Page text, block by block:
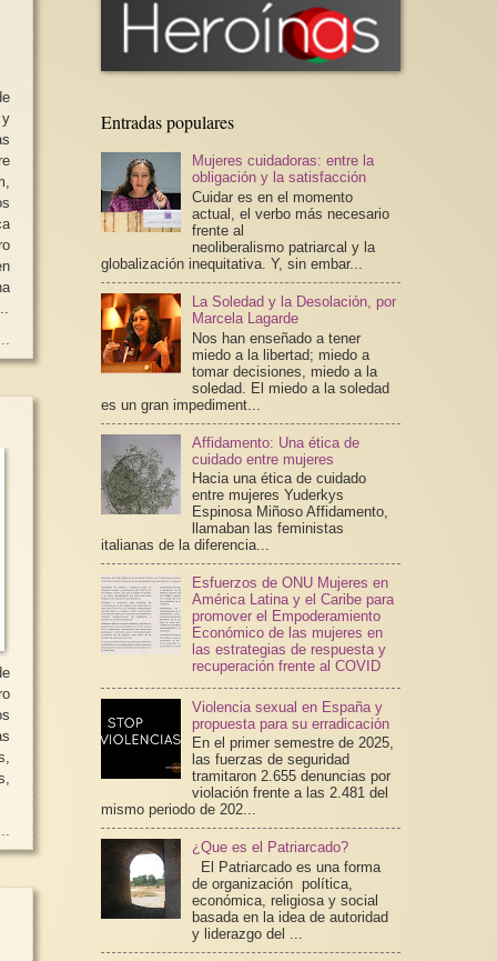
Entradas populares
Mujeres cuidadoras: entre la
obligación y la satisfacción
Cuidar es en el momento
actual, el verbo más necesario
frente al
neoliberalismo patriarcal y la
globalización inequitativa. Y, sin embar...
La Soledad y la Desolación, por
Marcela Lagarde
Nos han enseñado a tener
miedo a la libertad; miedo a
tomar decisiones, miedo a la
soledad. El miedo a la soledad
es un gran impediment...
Affidamento: Una ética de
cuidado entre mujeres
Hacia una ética de cuidado
entre mujeres Yuderkys
Espinosa Miñoso Affidamento,
llamaban las feministas
italianas de la diferencia...
Esfuerzos de ONU Mujeres en
América Latina y el Caribe para
promover el Empoderamiento
Económico de las mujeres en
las estrategias de respuesta y
recuperación frente al COVID
Violencia sexual en España y
propuesta para su erradicación
En el primer semestre de 2025,
las fuerzas de seguridad
tramitaron 2.655 denuncias por
violación frente a las 2.481 del
mismo periodo de 202...
¿Que es el Patriarcado?
El Patriarcado es una forma
de organización política,
económica, religiosa y social
basada en la idea de autoridad
y liderazgo del ...